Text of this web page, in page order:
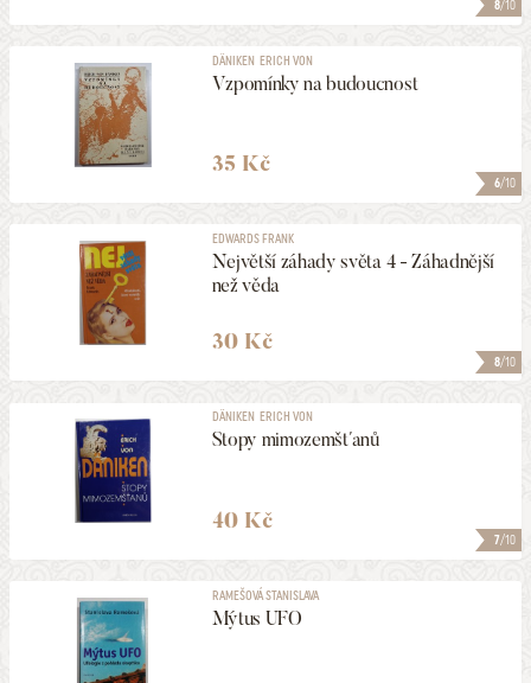
ULOŽIT MEZI MÉ KATEGORIE
NALEZENO14 POLOŽEK
8/10
6/10
DÄNIKEN ERICH VON
Vzpomínky na budoucnost
35 Kč
8/10
EDWARDS FRANK
Největší záhady světa 4 - Záhadnější
než věda
30 Kč
7/10
DÄNIKEN ERICH VON
Stopy mimozemšťanů
40 Kč
RAMEŠOVÁ STANISLAVA
Mýtus UFO